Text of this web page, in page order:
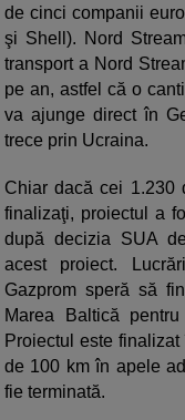
de cinci companii
şi Shell). Nord
transport a Nord
pe an, astfel că o
va ajunge direct în
trece prin Ucraina.
Chiar dacă cei 1.230
finalizaţi, proiectul a
după decizia SUA
acest proiect.
Gazprom speră să
Marea Baltică
Proiectul este
de 100 km în apele
fie terminată.